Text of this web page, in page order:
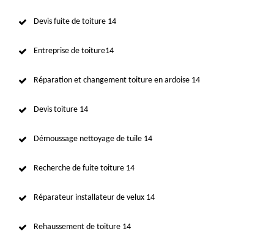
Devis fuite de toiture 14
Entreprise de toiture14
Réparation et changement toiture en ardoise 14
Devis toiture 14
Démoussage nettoyage de tuile 14
Recherche de fuite toiture 14
Réparateur installateur de velux 14
Rehaussement de toiture 14